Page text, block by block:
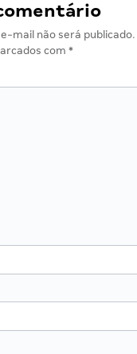
mail não será publicado.
com *